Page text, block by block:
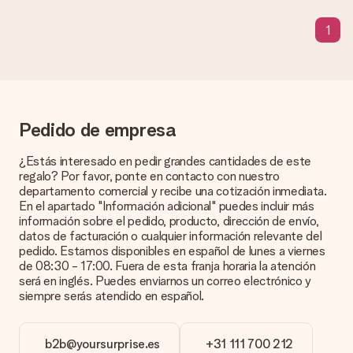
¿Cómo agrego una tarjeta de regalo a mi obsequio? /
¿Qué es exactamente una tarjeta de regalo?
Al hacer clic en 'Tarjeta gratis' en la cesta de la compra,
puedes agregar la tarjeta gratuita a tu regalo. Puedes poner
un mensaje personal en esta tarjeta para que el destinatario
sepa exactamente a quién agradecer por esta hermosa
sorpresa.
¿Está envuelto mi regalo?
Actualmente, no tenemos (aún) un servicio de envoltura de
regalos para envolver tu presente. Los regalos se envían en
una caja decorada con motivos de fiesta. Así, tu obsequio
está listo para ser entregado o enviarse directamente al
1
Pedido de empresa
¿Estás interesado en pedir grandes cantidades de este
regalo? Por favor, ponte en contacto con nuestro
departamento comercial y recibe una cotización inmediata.
En el apartado "Información adicional" puedes incluir más
información sobre el pedido, producto, dirección de envío,
datos de facturación o cualquier información relevante del
pedido. Estamos disponibles en español de lunes a viernes
de 08:30 - 17:00. Fuera de esta franja horaria la atención
será en inglés. Puedes enviarnos un correo electrónico y
siempre serás atendido en español.
b2b@yoursurprise.es +31 111 700 212